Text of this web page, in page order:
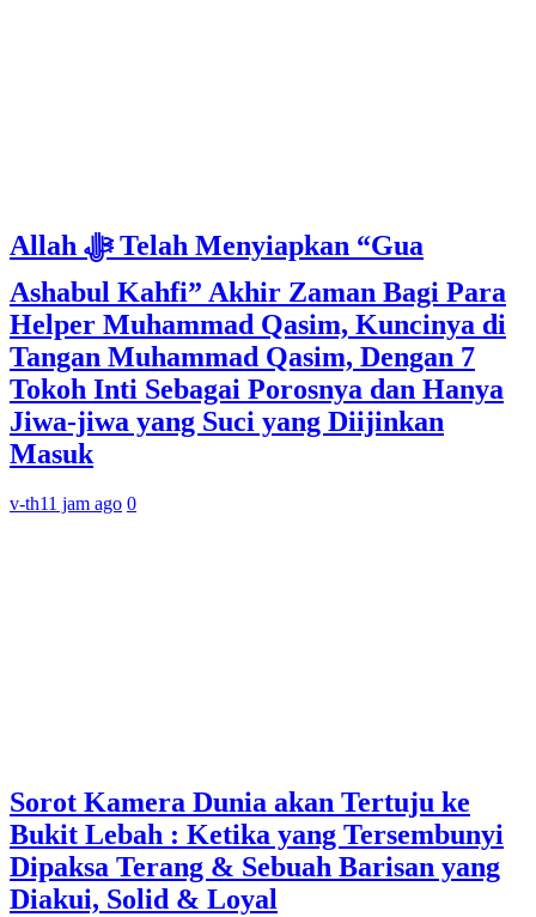
Allah ﷻ Telah Menyiapkan “Gua
Ashabul Kahfi” Akhir Zaman Bagi Para
Helper Muhammad Qasim, Kuncinya di
Tangan Muhammad Qasim, Dengan 7
Tokoh Inti Sebagai Porosnya dan Hanya
Jiwa-jiwa yang Suci yang Diijinkan
Masuk
v-th11 jam ago 0
Sorot Kamera Dunia akan Tertuju ke
Bukit Lebah : Ketika yang Tersembunyi
Dipaksa Terang & Sebuah Barisan yang
Diakui, Solid & Loyal